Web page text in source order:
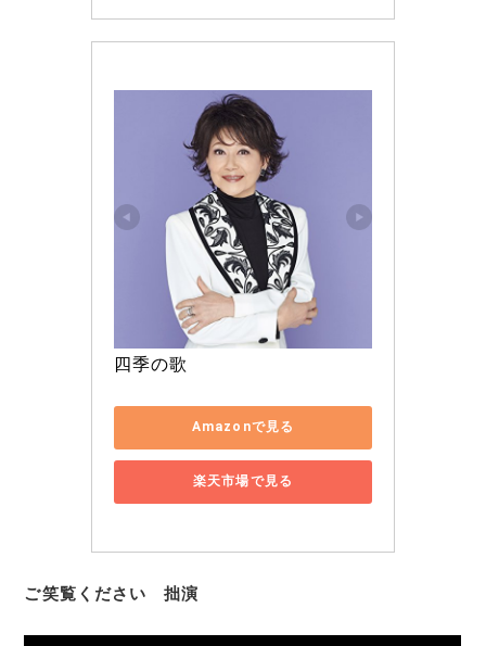
四季の歌
Amazonで見る
楽天市場で見る
ご笑覧ください 拙演